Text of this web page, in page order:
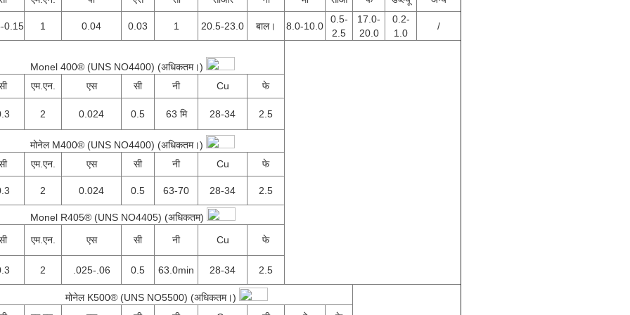
0.15 1 0.04 0.03 1 20.5-23.0 बाल। 8.0-10.0
0.5-
2.5
17.0-
20.0
0.2-
1.0
/
Monel 400® (UNS NO4400) (अधिकतम।)
एम.एन. एस सी नी Cu फे
2 0.024 0.5 63 मि 28-34 2.5
मोनेल M400® (UNS NO4400) (अधिकतम।)
एम.एन. एस सी नी Cu फे
2 0.024 0.5 63-70 28-34 2.5
Monel R405® (UNS NO4405) (अधिकतम)
एम.एन. एस सी नी Cu फे
2 .025-.06 0.5 63.0min 28-34 2.5
मोनेल K500® (UNS NO5500) (अधिकतम।)